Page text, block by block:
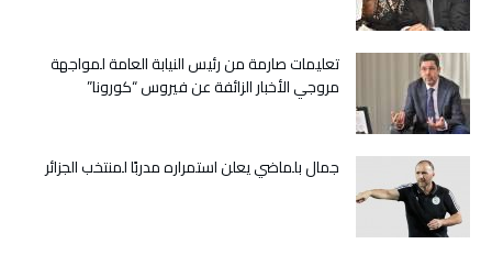
تعليمات صارمة من رئيس النيابة العامة لمواجهة
مروجي الأخبار الزائفة عن فيروس “كورونا”
جمال بلماضي يعلن استمراره مدربًا لمنتخب الجزائر